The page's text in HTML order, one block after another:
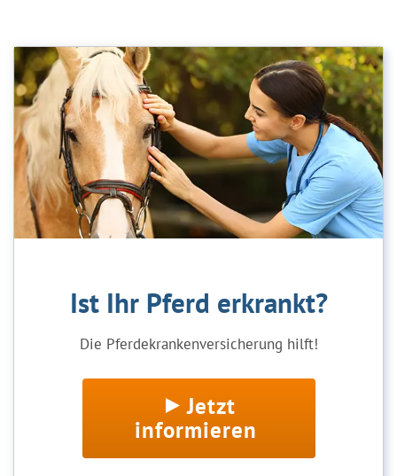
Ist Ihr Pferd erkrankt?
Die Pferdekrankenversicherung hilft!
Jetzt
informieren